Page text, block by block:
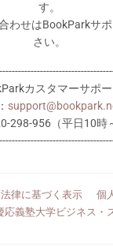
す。
わせはBookParkサ
さい。
カスタマーサポー
298-956（平日10時
律に基づく表示
個
応義塾大学ビジネス・